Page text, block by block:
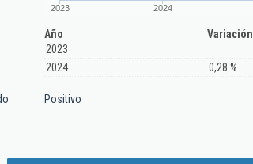
2023 2024
Año
Variación
2023
2024
0,28 %
Positivo